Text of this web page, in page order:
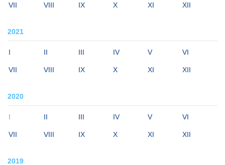
VII VIII IX X XI XII
2021
I II III IV V VI
VII VIII IX X XI XII
2020
I II III IV V VI
VII VIII IX X XI XII
2019